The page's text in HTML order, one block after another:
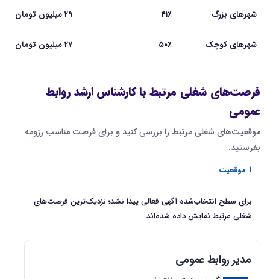
شهرهای بزرگ ۴۱٪ ۲۹ میلیون تومان
شهرهای کوچک ۵۰٪ ۲۷ میلیون تومان
فرصت‌های شغلی مرتبط با کارشناس ارشد روابط
عمومی
موقعیت‌های شغلی مرتبط را بررسی کنید و برای فرصت مناسب رزومه
بفرستید.
1 موقعیت
برای سطح انتخاب‌شده آگهی فعالی پیدا نشد؛ نزدیک‌ترین فرصت‌های
شغلی مرتبط نمایش داده شده‌اند.
مدیر روابط عمومی